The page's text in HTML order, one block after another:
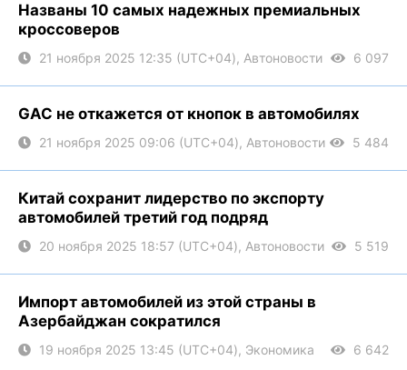
Названы 10 самых надежных премиальных
кроссоверов
21 ноября 2025 12:35 (UTC+04), Автоновости 6 097
GAC не откажется от кнопок в автомобилях
21 ноября 2025 09:06 (UTC+04), Автоновости 5 484
Китай сохранит лидерство по экспорту
автомобилей третий год подряд
20 ноября 2025 18:57 (UTC+04), Автоновости 5 519
Импорт автомобилей из этой страны в
Азербайджан сократился
19 ноября 2025 13:45 (UTC+04), Экономика 6 642